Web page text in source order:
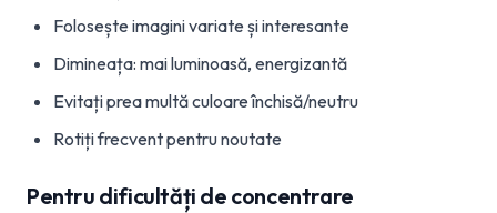
Folosește imagini variate și interesante
Dimineața: mai luminoasă, energizantă
Evitați prea multă culoare închisă/neutru
Rotiți frecvent pentru noutate
Pentru dificultăți de concentrare